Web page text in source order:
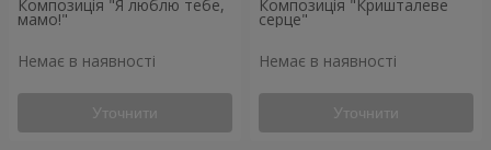
Композиція "Я люблю тебе,
мамо!"
Немає в наявності
Уточнити
Композиція "Кришталеве
серце"
Немає в наявності
Уточнити